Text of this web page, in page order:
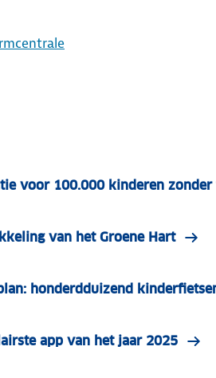
voor 100.000 kinderen zonder
van het Groene Hart
honderdduizend
app van het jaar 2025